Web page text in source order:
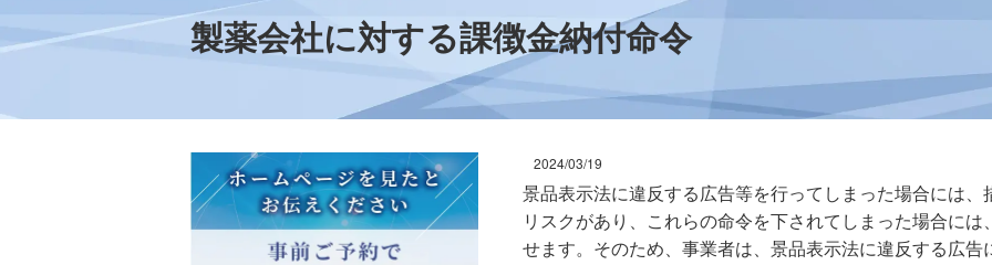
製薬会社に対する課徴金納付命令
2024/03/19
景品表示法に違反する広告等を行ってしまった場合には
リスクがあり、これらの命令を下されてしまった場合に
せます。そのため、事業者は、景品表示法に違反する広告